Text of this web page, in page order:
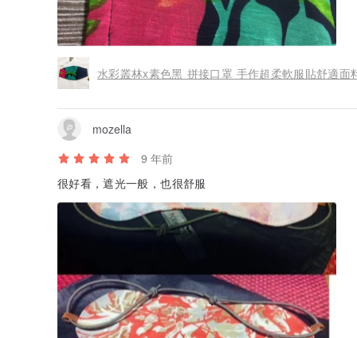
水彩叢林x素色黑 拼接口罩 手作超柔軟服貼舒適面
mozella
9 年前
很好看，遮光一般，也很舒服